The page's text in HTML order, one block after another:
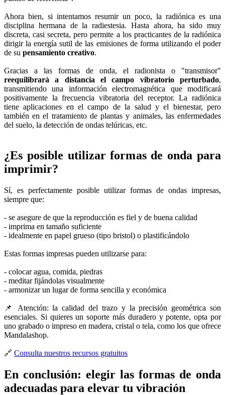
Ahora bien, si intentamos resumir un poco, la radiónica es una
disciplina hermana de la radiestesia. Hasta ahora, ha sido muy
discreta, casi secreta, pero permite a los practicantes de la radiónica
dirigir la energía sutil de las emisiones de forma utilizando el poder
de su pensamiento creativo.
Gracias a las formas de onda, el radionista o "transmisor"
reequilibrará a distancia el campo vibratorio perturbado,
transmitiendo una información electromagnética que modificará
positivamente la frecuencia vibratoria del receptor. La radiónica
tiene aplicaciones en el campo de la salud y el bienestar, pero
también en el tratamiento de plantas y animales, las enfermedades
del suelo, la detección de ondas telúricas, etc.
¿Es posible utilizar formas de onda para
imprimir?
Sí, es perfectamente posible utilizar formas de ondas impresas,
siempre que:
- se asegure de que la reproducción es fiel y de buena calidad
- imprima en tamaño suficiente
- idealmente en papel grueso (tipo bristol) o plastificándolo
Estas formas impresas pueden utilizarse para:
- colocar agua, comida, piedras
- meditar fijándolas visualmente
- armonizar un lugar de forma sencilla y económica
📌 Atención: la calidad del trazo y la precisión geométrica son
esenciales. Si quieres un soporte más duradero y potente, opta por
uno grabado o impreso en madera, cristal o tela, como los que ofrece
Mandalashop.
🔗 Consulta nuestros recursos gratuitos
En conclusión: elegir las formas de onda
adecuadas para elevar tu vibración